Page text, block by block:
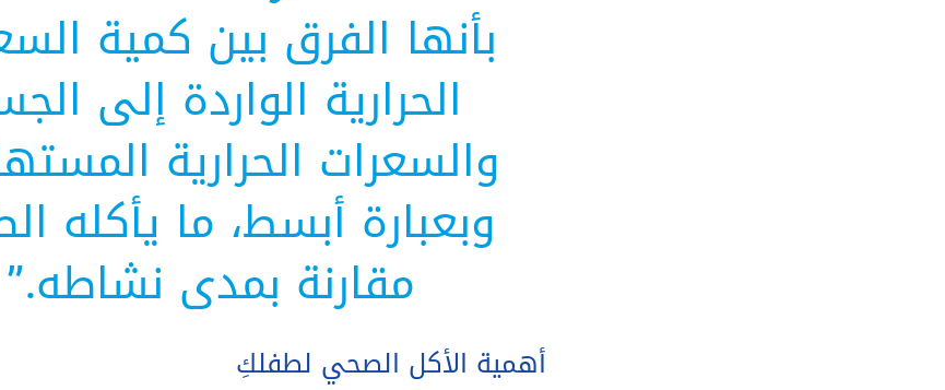
بأنها الفرق بين كمية
الحرارية الواردة إلى
والسعرات الحرارية
وبعبارة أبسط، ما يأكله
مقارنة بمدى نشاطه.”
أهمية الأكل الصحي لطفلكِ